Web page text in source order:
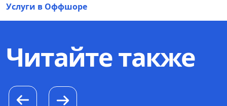
Услуги в Оффшоре
Читайте также